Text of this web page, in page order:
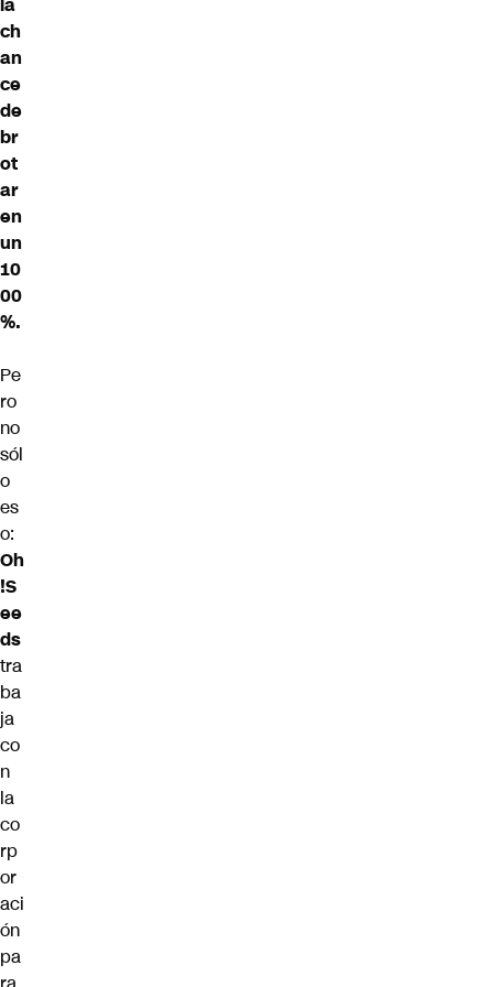
ch
an
ce
de
br
ot
ar
en
un
10
00
%.
Pe
ro
no
sól
o
es
o:
Oh
!S
ee
ds
tra
ba
ja
co
n
la
co
rp
or
aci
ón
pa